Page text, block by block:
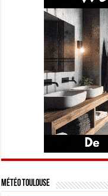
Météo Toulouse